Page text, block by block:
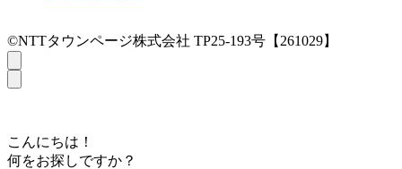
©NTTタウンページ株式会社 TP25-193号【261029】
こんにちは！
何をお探しですか？